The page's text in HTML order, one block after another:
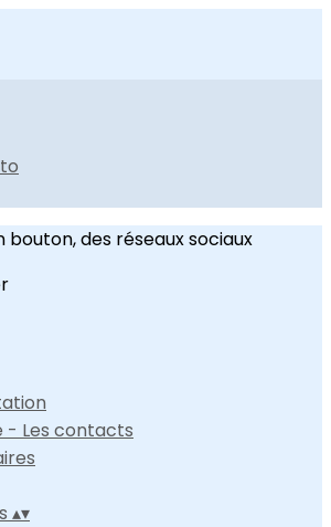
bouton, des réseaux sociaux
- Les contacts
▴▾